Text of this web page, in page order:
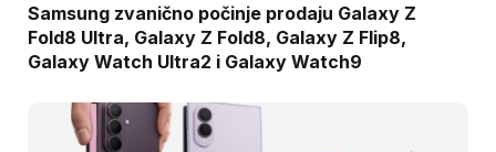
Samsung zvanično počinje prodaju Galaxy Z
Fold8 Ultra, Galaxy Z Fold8, Galaxy Z Flip8,
Galaxy Watch Ultra2 i Galaxy Watch9